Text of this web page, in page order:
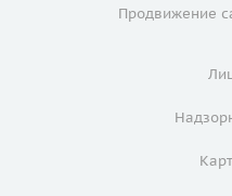
Продвижение